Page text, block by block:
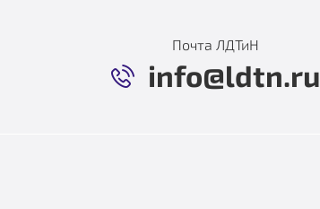
Почта ЛДТиН
info@ldtn.ru